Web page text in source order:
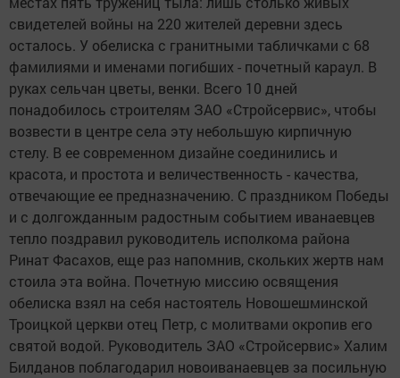
свидетелей войны на 220 жителей деревни здесь
осталось. У обелиска с гранитными табличками с 68
фамилиями и именами погибших - почетный караул. В
руках сельчан цветы, венки. Всего 10 дней
понадобилось строителям ЗАО «Стройсервис», чтобы
возвести в центре села эту небольшую кирпичную
стелу. В ее современном дизайне соединились и
красота, и простота и величественность - качества,
отвечающие ее предназначению. С праздником Победы
и с долгожданным радостным событием иванаевцев
тепло поздравил руководитель исполкома района
Ринат Фасахов, еще раз напомнив, скольких жертв нам
стоила эта война. Почетную миссию освящения
обелиска взял на себя настоятель Новошешминской
Троицкой церкви отец Петр, с молитвами окропив его
святой водой. Руководитель ЗАО «Стройсервис» Халим
Билданов поблагодарил новоиванаевцев за посильную